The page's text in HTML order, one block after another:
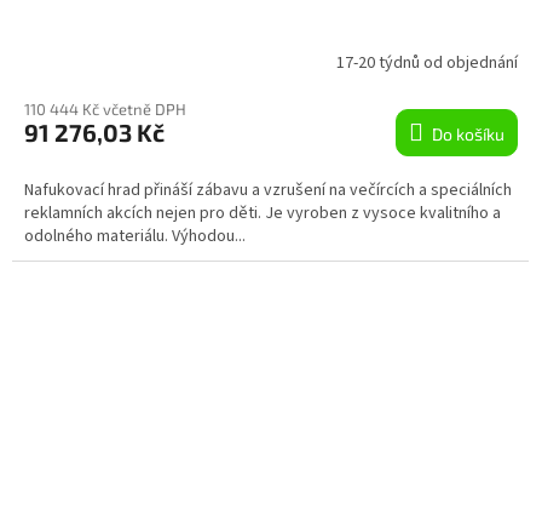
R
M
A
17-20 týdnů od objednání
110 444 Kč včetně DPH
91 276,03 Kč Do košíku
Nafukovací hrad přináší zábavu a vzrušení na večírcích a speciálních
reklamních akcích nejen pro děti. Je vyroben z vysoce kvalitního a
odolného materiálu. Výhodou...